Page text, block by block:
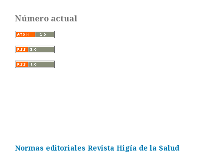
Número actual
Normas editoriales Revista Higía de la Salud